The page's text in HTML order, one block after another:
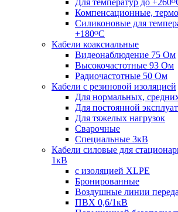
Компенсационные,
Силиконовые для
+180ᴼС
Кабели коаксиальные
Видеонаблюдение 75 Ом
Высокочастотные 93 Ом
Радиочастотные 50 Ом
Кабели с резиновой изоляцией
Для нормальных,
Для постоянной
Для тяжелых нагрузок
Сварочные
Специальные 3кВ
Кабели силовые для
1кВ
c изоляцией XLPE
Бронированные
Воздушные линии
ПВХ 0,6/1кВ